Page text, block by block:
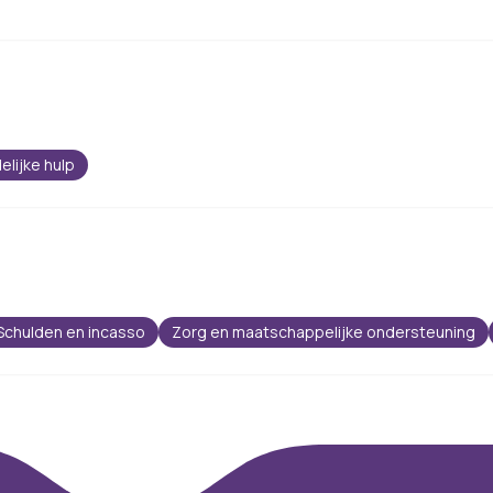
hulp
en incasso Zorg en maatschappelijke ondersteuning